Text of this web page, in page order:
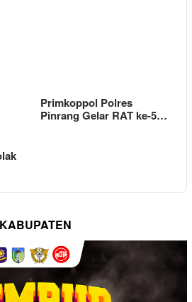
Primkoppol Polres
Pinrang Gelar RAT ke-5…